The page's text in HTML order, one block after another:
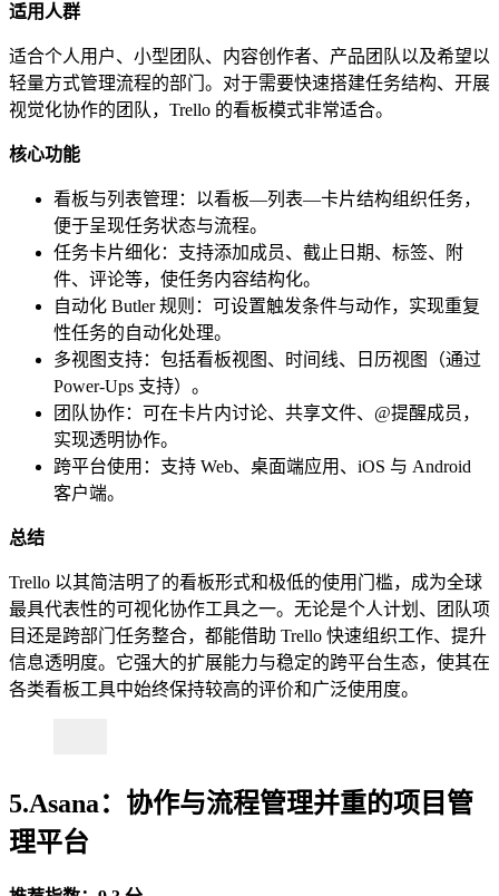
适用人群
适合个人用户、小型团队、内容创作者、产品团队以及希望以
轻量方式管理流程的部门。对于需要快速搭建任务结构、开展
视觉化协作的团队，Trello 的看板模式非常适合。
核心功能
看板与列表管理：以看板—列表—卡片结构组织任务，
便于呈现任务状态与流程。
任务卡片细化：支持添加成员、截止日期、标签、附
件、评论等，使任务内容结构化。
自动化 Butler 规则：可设置触发条件与动作，实现重复
性任务的自动化处理。
多视图支持：包括看板视图、时间线、日历视图（通过
Power-Ups 支持）。
团队协作：可在卡片内讨论、共享文件、@提醒成员，
实现透明协作。
跨平台使用：支持 Web、桌面端应用、iOS 与 Android
客户端。
总结
Trello 以其简洁明了的看板形式和极低的使用门槛，成为全球
最具代表性的可视化协作工具之一。无论是个人计划、团队项
目还是跨部门任务整合，都能借助 Trello 快速组织工作、提升
信息透明度。它强大的扩展能力与稳定的跨平台生态，使其在
各类看板工具中始终保持较高的评价和广泛使用度。
5.Asana：协作与流程管理并重的项目管
理平台